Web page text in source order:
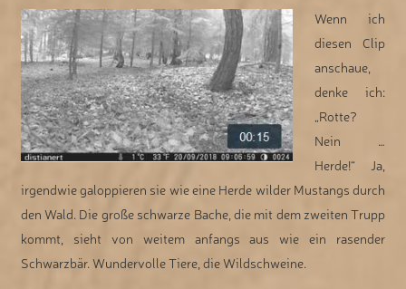
Wenn ich
diesen Clip
anschaue,
denke ich:
„Rotte?
Nein …
Herde!“ Ja,
irgendwie galoppieren sie wie eine Herde wilder Mustangs durch
den Wald. Die große schwarze Bache, die mit dem zweiten Trupp
kommt, sieht von weitem anfangs aus wie ein rasender
Schwarzbär. Wundervolle Tiere, die Wildschweine.